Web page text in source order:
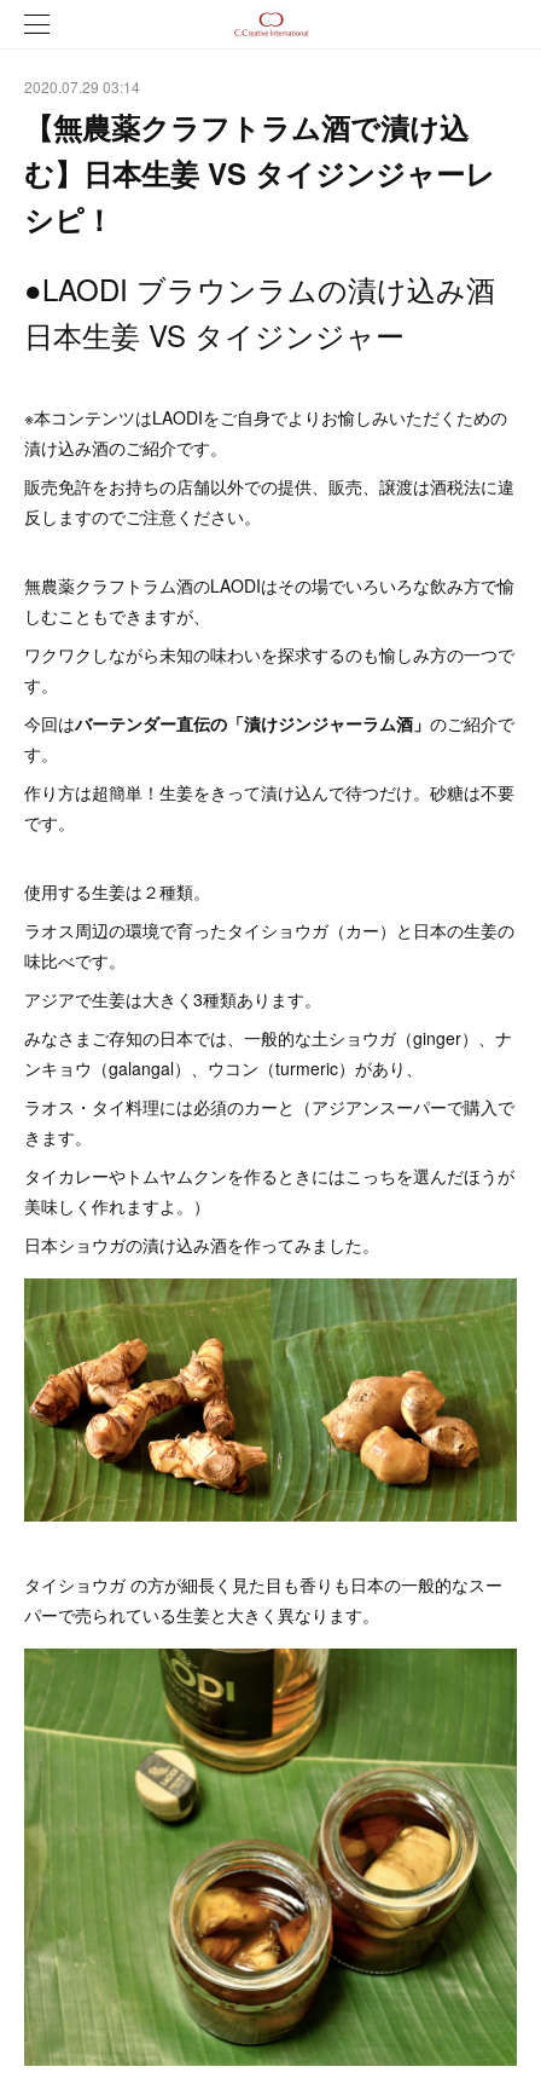
2020.07.29 03:14
【無農薬クラフトラム酒で漬け込
む】日本生姜 VS タイジンジャーレ
シピ！
●LAODI ブラウンラムの漬け込み酒
日本生姜 VS タイジンジャー
※本コンテンツはLAODIをご自身でよりお愉しみいただくための
漬け込み酒のご紹介です。
販売免許をお持ちの店舗以外での提供、販売、譲渡は酒税法に違
反しますのでご注意ください。
無農薬クラフトラム酒のLAODIはその場でいろいろな飲み方で愉
しむこともできますが、
ワクワクしながら未知の味わいを探求するのも愉しみ方の一つで
す。
今回はバーテンダー直伝の「漬けジンジャーラム酒」 のご紹介で
す。
作り方は超簡単！生姜をきって漬け込んで待つだけ。砂糖は不要
です。
使用する生姜は２種類。
ラオス周辺の環境で育ったタイショウガ（カー）と日本の生姜の
味比べです。
アジアで生姜は大きく3種類あります。
みなさまご存知の日本では、一般的な土ショウガ（ginger）、ナ
ンキョウ（galangal）、ウコン（turmeric）があり、
ラオス・タイ料理には必須のカーと（アジアンスーパーで購入で
きます。
タイカレーやトムヤムクンを作るときにはこっちを選んだほうが
美味しく作れますよ。）
日本ショウガの漬け込み酒を作ってみました。
タイショウガ の方が細長く見た目も香りも日本の一般的なスー
パーで売られている生姜と大きく異なります。